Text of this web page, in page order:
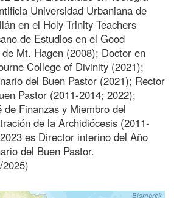
Universidad Urbaniana de
en el Holy Trinity Teachers
de Estudios en el Good
Mt. Hagen (2008); Doctor en
College of Divinity (2021);
del Buen Pastor (2021); Rector
Pastor (2011-2014; 2022);
Finanzas y Miembro del
de la Archidiócesis (2011-
es Director interino del Año
del Buen Pastor.